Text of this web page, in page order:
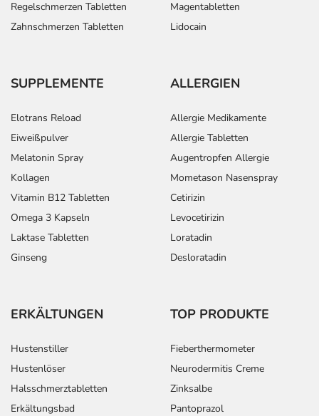
Regelschmerzen Tabletten
Zahnschmerzen Tabletten
Magentabletten
Lidocain
SUPPLEMENTE
Elotrans Reload
Eiweißpulver
Melatonin Spray
Kollagen
Vitamin B12 Tabletten
Omega 3 Kapseln
Laktase Tabletten
Ginseng
ALLERGIEN
Allergie Medikamente
Allergie Tabletten
Augentropfen Allergie
Mometason Nasenspray
Cetirizin
Levocetirizin
Loratadin
Desloratadin
ERKÄLTUNGEN
Hustenstiller
Hustenlöser
Halsschmerztabletten
Erkältungsbad
TOP PRODUKTE
Fieberthermometer
Neurodermitis Creme
Zinksalbe
Pantoprazol